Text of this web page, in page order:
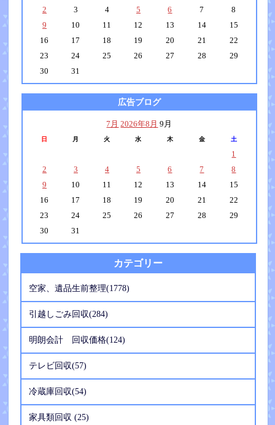
2
3 4 5 6 7
8
9
10 11 12 13 14
15
16
17 18 19 20 21
22
23
24 25 26 27 28
29
30
31
広告ブログ
7月 2026年8月 9月
日 月 火 水 木 金 土
1
2
3 4 5 6 7
8
9
10 11 12 13 14
15
16
17 18 19 20 21
22
23
24 25 26 27 28
29
30
31
カテゴリー
空家、遺品生前整理(1778)
引越しごみ回収(284)
明朗会計 回収価格(124)
テレビ回収(57)
冷蔵庫回収(54)
家具類回収 (25)